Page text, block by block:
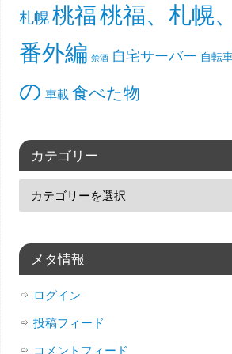
札幌桃福桃福、札幌
番外編 禁酒 自宅サーバー 自転
の 車載 食べた物
カテゴリー
メタ情報
ログイン
投稿フィード
コメントフィード